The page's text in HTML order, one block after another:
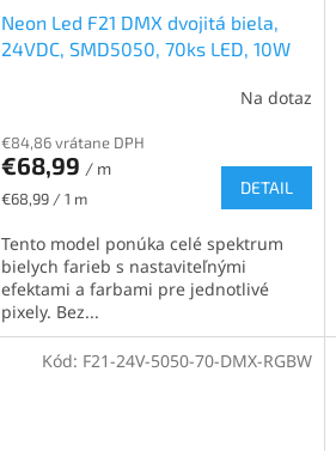
Neon Led F21 DMX dvojitá biela,
24VDC, SMD5050, 70ks LED, 10W
Na dotaz
€84,86 vrátane DPH
€68,99 / m
Jednotková
€68,99 / 1 m
DETAIL
Tento model ponúka celé spektrum
bielych farieb s nastaviteľnými
efektami a farbami pre jednotlivé
pixely. Bez...
Kód: F21-24V-5050-70-DMX-RGBW